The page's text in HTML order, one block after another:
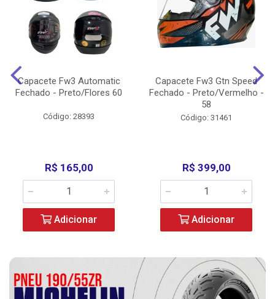
Capacete Fw3 Automatic
Fechado - Preto/Flores 60
Código: 28393
R$ 165,00
Adicionar
Capacete Fw3 Gtn Speed
Fechado - Preto/Vermelho -
58
Código: 31461
R$ 399,00
Adicionar